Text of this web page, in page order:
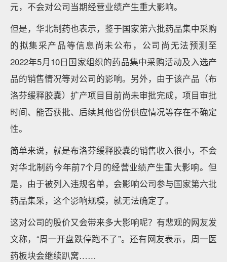
元，不会对公司当期经营业绩产生重大影响。
但是，华北制药也表示，鉴于国家第六批药品集中采购
的拟集采产品等信息尚未公布，公司尚无法预测至
2022年5月10日国家组织的药品集中采购活动及入选产
品的销售情况等对公司的影响。另外，由于该产品（布
洛芬缓释胶囊）扩产项目目前尚未审批完成，项目审批
时间、能否获批、后续其他省份供应情况等存在不确定
性。
简单来说，就是布洛芬缓释胶囊的销售收入很小，不会
对华北制药今年前7个月的经营业绩产生重大影响。但
是，由于被列入违规名单，会影响公司参与国家第六批
药品集采，这个影响规模，就无法确定了。
这对公司的股价又会带来多大影响呢？有悲观的网友发
文称，“周一开盘跌停跑不了”。还有网友表示，周一医
药板块会继续趴窝……